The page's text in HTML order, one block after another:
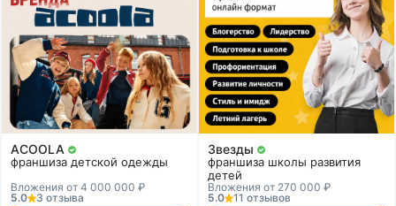
ACOOLA
франшиза детской одежды
Вложения от 4 000 000 ₽
5.0
3 отзыва
Звезды
франшиза школы развития
детей
Вложения от 270 000 ₽
5.0
11 отзывов